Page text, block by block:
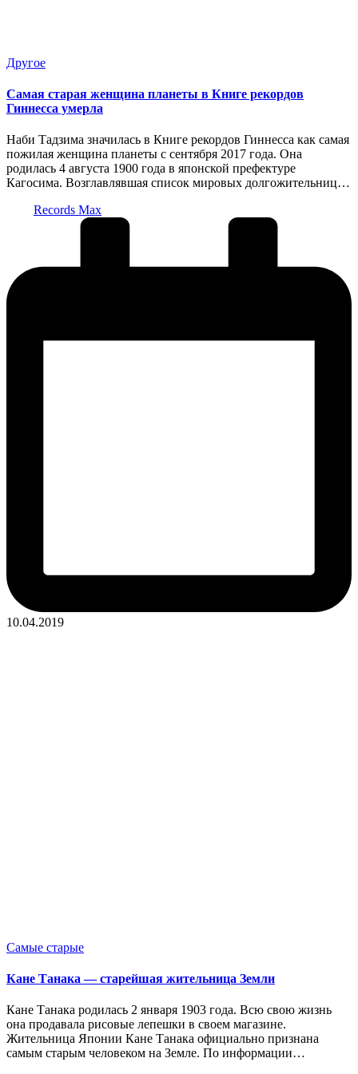
Опубликовано
Другое
Самая старая женщина планеты в Книге рекордов
Гиннесса умерла
Наби Тадзима значилась в Книге рекордов Гиннесса как самая
пожилая женщина планеты с сентября 2017 года. Она
родилась 4 августа 1900 года в японской префектуре
Кагосима. Возглавлявшая список мировых долгожительниц…
Records Max
10.04.2019
Опубликовано
Самые старые
Кане Танака — старейшая жительница Земли
Кане Танака родилась 2 января 1903 года. Всю свою жизнь
она продавала рисовые лепешки в своем магазине.
Жительница Японии Кане Танака официально признана
самым старым человеком на Земле. По информации…